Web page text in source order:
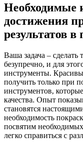
Необходимые
достижения
результатов в
Ваша задача –
безупречно, и для
инструменты.
получить только при
инструментов,
качества. Опыт
становятся
необходимость
посвятим
легко справиться с